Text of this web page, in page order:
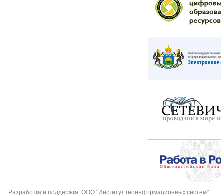
Разработка и поддержка: ООО "Институт геоинформационных систем"